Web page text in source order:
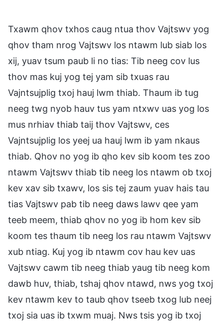
Txawm qhov txhos caug ntua thov Vajtswv yog
qhov tham nrog Vajtswv los ntawm lub siab los
xij, yuav tsum paub li no tias: Tib neeg cov lus
thov mas kuj yog tej yam sib txuas rau
Vajntsujplig txoj hauj lwm thiab. Thaum ib tug
neeg twg nyob hauv tus yam ntxwv uas yog los
mus nrhiav thiab taij thov Vajtswv, ces
Vajntsujplig los yeej ua hauj lwm ib yam nkaus
thiab. Qhov no yog ib qho kev sib koom tes zoo
ntawm Vajtswv thiab tib neeg los ntawm ob txoj
kev xav sib txawv, los sis tej zaum yuav hais tau
tias Vajtswv pab tib neeg daws lawv qee yam
teeb meem, thiab qhov no yog ib hom kev sib
koom tes thaum tib neeg los rau ntawm Vajtswv
xub ntiag. Kuj yog ib ntawm cov hau kev uas
Vajtswv cawm tib neeg thiab yaug tib neeg kom
dawb huv, thiab, tshaj qhov ntawd, nws yog txoj
kev ntawm kev to taub qhov tseeb txog lub neej
txoj sia uas ib txwm muaj. Nws tsis yog ib txoj